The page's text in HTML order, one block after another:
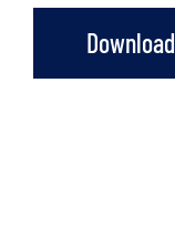
Download